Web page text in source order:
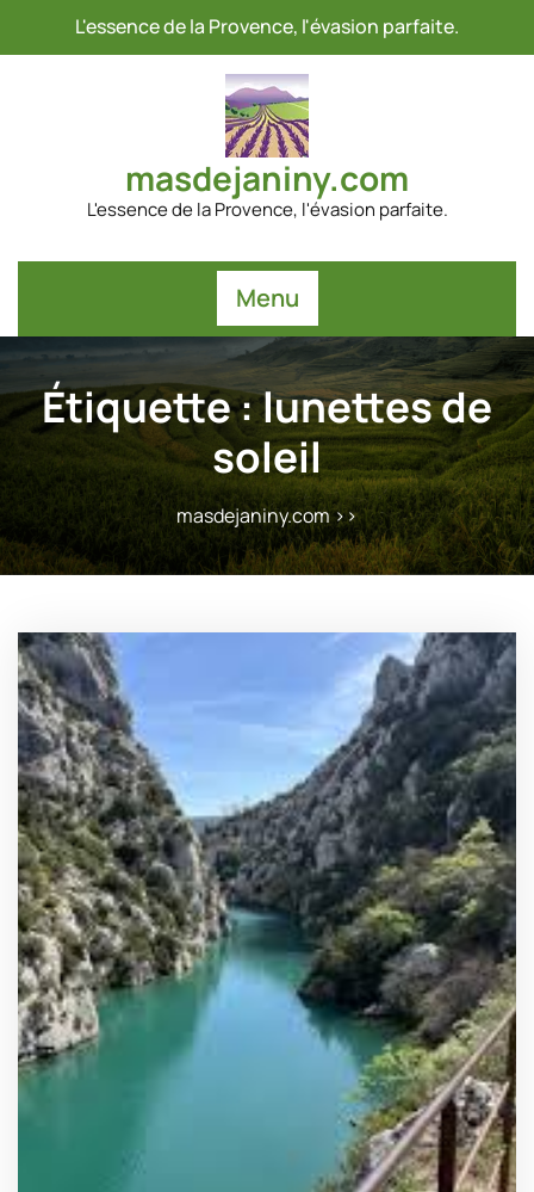
L'essence de la Provence, l'évasion parfaite.
masdejaniny.com
L'essence de la Provence, l'évasion parfaite.
Menu
Étiquette :lunettes de
soleil
masdejaniny.com>>